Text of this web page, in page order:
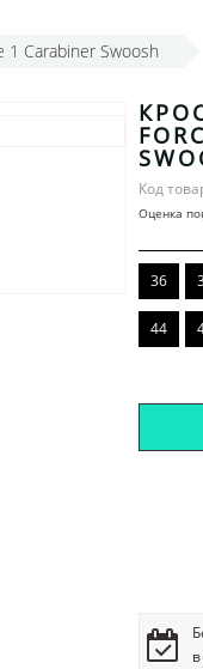
1 Carabiner Swoosh
Код
Оценка
36
44